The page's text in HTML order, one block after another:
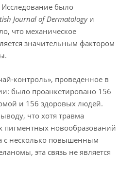
было
Journal of Dermatologyи
что механическое
значительным фактором
контроль», проведенное в
было проанкетировано 156
и 156 здоровых людей.
что хотя травма
пигментных новообразований
с несколько повышенным
эта связь не является